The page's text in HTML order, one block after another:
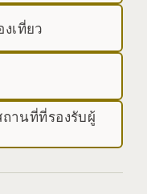
เที่ยว
านที่ที่รองรับผู้